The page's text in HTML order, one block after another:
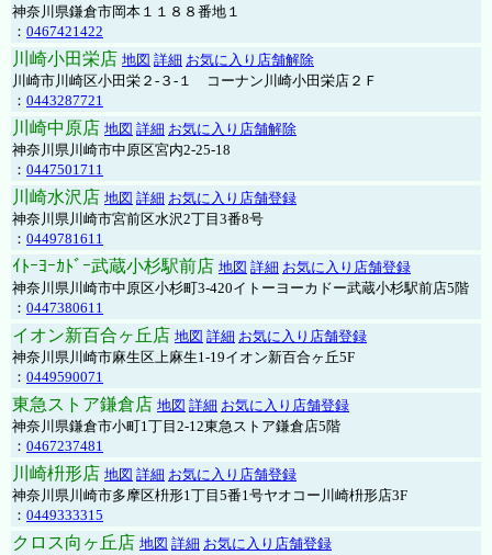
神奈川県鎌倉市岡本１１８８番地１
： 0467421422
川崎小田栄店 地図 詳細 お気に入り店舗解除
川崎市川崎区小田栄２‐３‐１ コーナン川崎小田栄店２Ｆ
： 0443287721
川崎中原店 地図 詳細 お気に入り店舗解除
神奈川県川崎市中原区宮内2-25-18
： 0447501711
川崎水沢店 地図 詳細 お気に入り店舗登録
神奈川県川崎市宮前区水沢2丁目3番8号
： 0449781611
ｲﾄｰﾖｰｶﾄﾞｰ武蔵小杉駅前店 地図 詳細 お気に入り店舗登録
神奈川県川崎市中原区小杉町3-420イトーヨーカドー武蔵小杉駅前店5階
： 0447380611
イオン新百合ヶ丘店 地図 詳細 お気に入り店舗登録
神奈川県川崎市麻生区上麻生1-19イオン新百合ヶ丘5F
： 0449590071
東急ストア鎌倉店 地図 詳細 お気に入り店舗登録
神奈川県鎌倉市小町1丁目2-12東急ストア鎌倉店5階
： 0467237481
川崎枡形店 地図 詳細 お気に入り店舗登録
神奈川県川崎市多摩区枡形1丁目5番1号ヤオコー川崎枡形店3F
： 0449333315
クロス向ヶ丘店 地図 詳細 お気に入り店舗登録